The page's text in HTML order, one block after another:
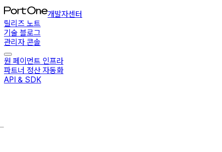
개발자센터
릴리즈 노트
기술 블로그
관리자 콘솔
원 페이먼트 인프라
파트너 정산 자동화
API & SDK